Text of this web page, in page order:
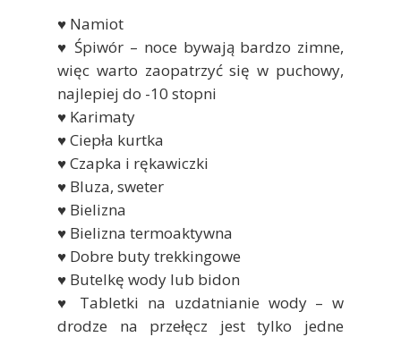
♥ Namiot
♥ Śpiwór – noce bywają bardzo zimne,
więc warto zaopatrzyć się w puchowy,
najlepiej do -10 stopni
♥ Karimaty
♥ Ciepła kurtka
♥ Czapka i rękawiczki
♥ Bluza, sweter
♥ Bielizna
♥ Bielizna termoaktywna
♥ Dobre buty trekkingowe
♥ Butelkę wody lub bidon
♥ Tabletki na uzdatnianie wody – w
drodze na przełęcz jest tylko jedne